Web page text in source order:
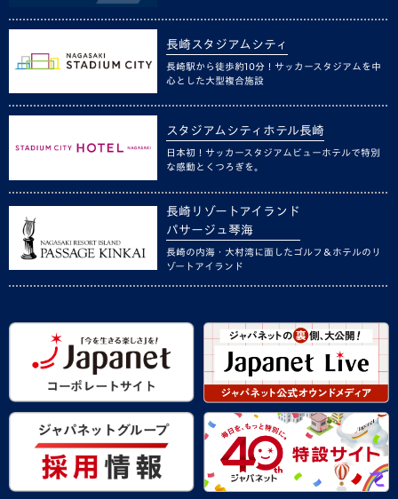
長崎スタジアムシティ
長崎駅から徒歩約10分！サッカースタジアムを中
心とした大型複合施設
スタジアムシティホテル長崎
日本初！サッカースタジアムビューホテルで特別
な感動とくつろぎを。
長崎リゾートアイランド
パサージュ琴海
長崎の内海・大村湾に面したゴルフ＆ホテルのリ
ゾートアイランド